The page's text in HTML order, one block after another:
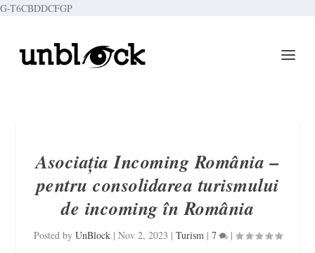
G-T6CBDDCFGP
Asociația Incoming România –
pentru consolidarea turismului
de incoming în România
Posted by UnBlock| Nov 2, 2023 | Turism| 7 |